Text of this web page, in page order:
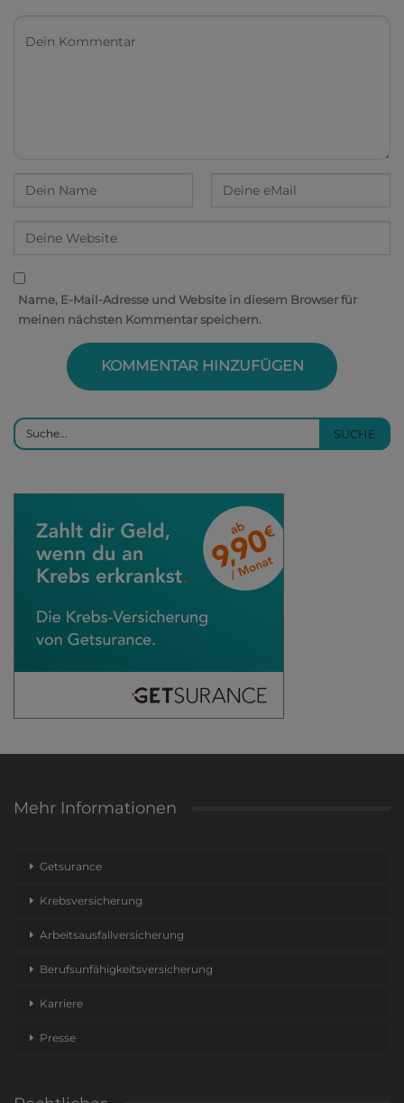
Name, E-Mail-Adresse und Website in diesem Browser für
meinen nächsten Kommentar speichern.
Mehr Informationen
Getsurance
Krebsversicherung
Arbeitsausfallversicherung
Berufsunfähigkeitsversicherung
Karriere
Presse